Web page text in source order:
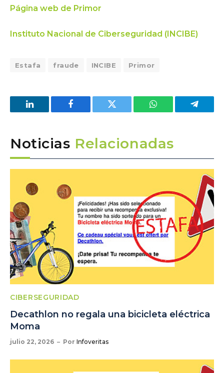
Página web de Primor
Instituto Nacional de Ciberseguridad (INCIBE)
Estafa fraude INCIBE Primor
LinkedIn Facebook Twitter WhatsApp
Noticias Relacionadas
CIBERSEGURIDAD
Decathlon no regala una bicicleta eléctrica
Moma
julio 22, 2026 Por Infoveritas